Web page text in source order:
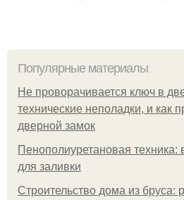
Популярные материалы
Не проворачивается ключ в
технические неполадки, и как
дверной замок
Пенополиуретановая
для заливки
Строительство дома из бруса: